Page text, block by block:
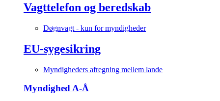
Vagttelefon og beredskab
Døgnvagt - kun for myndigheder
EU-sygesikring
Myndigheders afregning mellem lande
Myndighed A-Å